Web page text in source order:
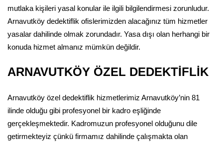
mutlaka kişileri yasal konular ile ilgili bilgilendirmesi zorunludur.
Arnavutköy dedektiflik ofislerimizden alacağınız tüm hizmetler
yasalar dahilinde olmak zorundadır. Yasa dışı olan herhangi bir
konuda hizmet almanız mümkün değildir.
ARNAVUTKÖY ÖZEL DEDEKTİFLİK
Arnavutköy özel dedektiflik hizmetlerimiz Arnavutköy’nin 81
ilinde olduğu gibi profesyonel bir kadro eşliğinde
gerçekleşmektedir. Kadromuzun profesyonel olduğunu dile
getirmekteyiz çünkü firmamız dahilinde çalışmakta olan